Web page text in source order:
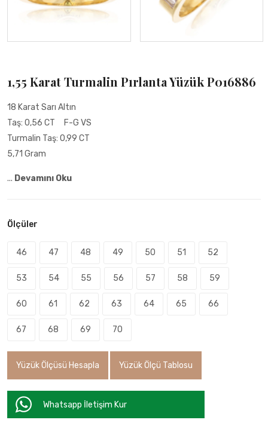
1,55 Karat Turmalin Pırlanta Yüzük P016886
18 Karat Sarı Altın
Taş: 0,56 CT F-G VS
Turmalin Taş: 0,99 CT
5,71 Gram
... Devamını Oku
Ölçüler
46 47 48 49 50 51 52
53 54 55 56 57 58 59
60 61 62 63 64 65 66
67 68 69 70
Yüzük Ölçüsü Hesapla Yüzük Ölçü Tablosu
Whatsapp İletişim Kur